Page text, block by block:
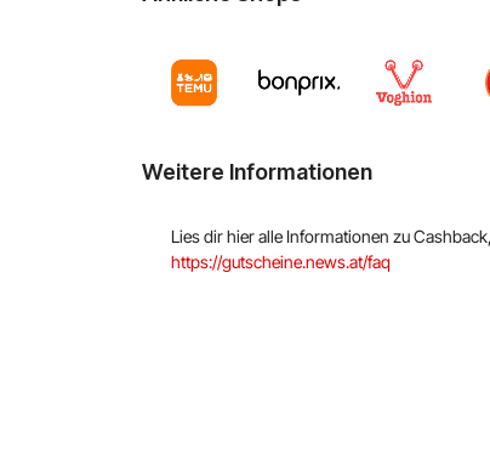
Weitere Informationen
Lies dir hier alle Informationen zu
https://gutscheine.news.at/faq